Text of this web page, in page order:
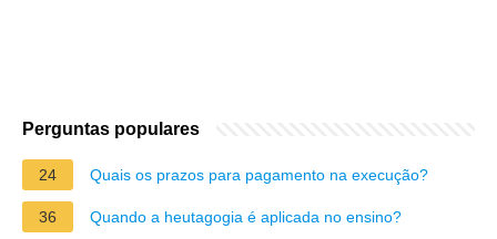
Perguntas populares
24 Quais os prazos para pagamento na execução?
36 Quando a heutagogia é aplicada no ensino?